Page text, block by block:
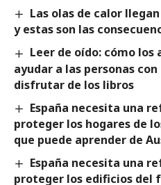
Las olas de calor
y estas son las
Leer de oído: cómo los
ayudar a las personas
disfrutar de los libros
España necesita una
proteger los hogares de
que puede aprender de
España necesita una
proteger los edificios del